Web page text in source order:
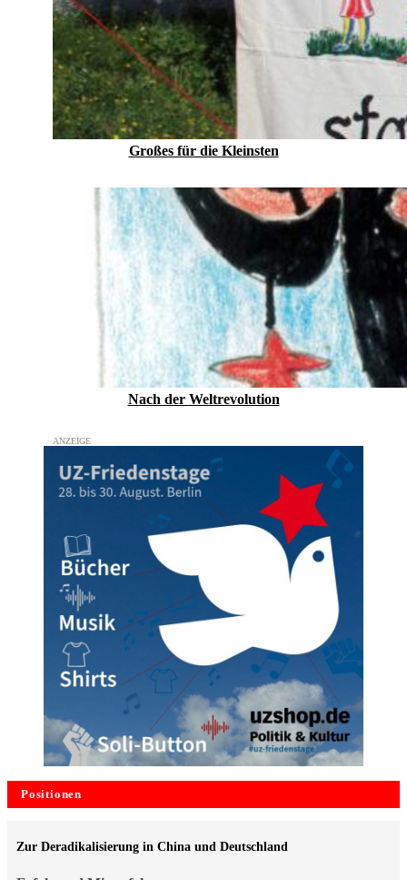
Großes für die Kleinsten
Nach der Weltrevolution
Positionen
Zur Deradikalisierung in China und Deutschland